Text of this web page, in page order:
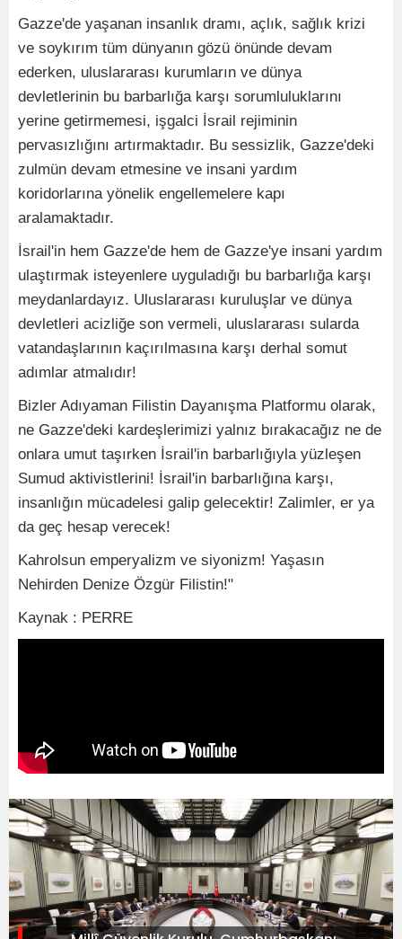
Gazze'de yaşanan insanlık dramı, açlık, sağlık krizi
ve soykırım tüm dünyanın gözü önünde devam
ederken, uluslararası kurumların ve dünya
devletlerinin bu barbarlığa karşı sorumluluklarını
yerine getirmemesi, işgalci İsrail rejiminin
pervasızlığını artırmaktadır. Bu sessizlik, Gazze'deki
zulmün devam etmesine ve insani yardım
koridorlarına yönelik engellemelere kapı
aralamaktadır.
İsrail'in hem Gazze'de hem de Gazze'ye insani yardım
ulaştırmak isteyenlere uyguladığı bu barbarlığa karşı
meydanlardayız. Uluslararası kuruluşlar ve dünya
devletleri acizliğe son vermeli, uluslararası sularda
vatandaşlarının kaçırılmasına karşı derhal somut
adımlar atmalıdır!
Bizler Adıyaman Filistin Dayanışma Platformu olarak,
ne Gazze'deki kardeşlerimizi yalnız bırakacağız ne de
onlara umut taşırken İsrail'in barbarlığıyla yüzleşen
Sumud aktivistlerini! İsrail'in barbarlığına karşı,
insanlığın mücadelesi galip gelecektir! Zalimler, er ya
da geç hesap verecek!
Kahrolsun emperyalizm ve siyonizm! Yaşasın
Nehirden Denize Özgür Filistin!"
Kaynak : PERRE